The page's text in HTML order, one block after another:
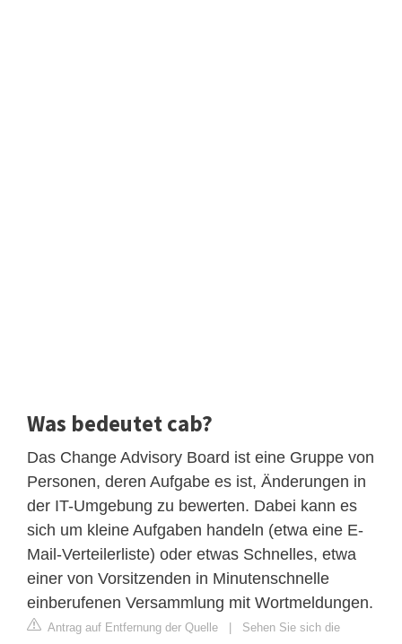
Was bedeutet cab?
Das Change Advisory Board ist eine Gruppe von
Personen, deren Aufgabe es ist, Änderungen in
der IT-Umgebung zu bewerten. Dabei kann es
sich um kleine Aufgaben handeln (etwa eine E-
Mail-Verteilerliste) oder etwas Schnelles, etwa
einer von Vorsitzenden in Minutenschnelle
einberufenen Versammlung mit Wortmeldungen.
Antrag auf Entfernung der Quelle | Sehen Sie sich die